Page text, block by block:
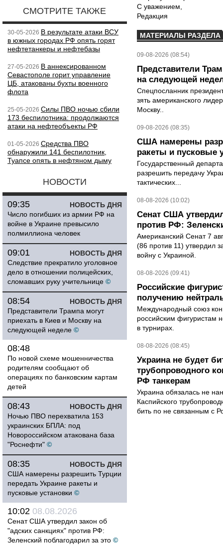
СМОТРИТЕ ТАКЖЕ
30-05-2026 В результате атаки ВСУ
в южных городах РФ опять горят
нефтетанкеры и нефтебазы
27-05-2026 В аннексированном
Севастополе горит управление
ЦБ, атакованы бухты военного
флота
25-05-2026 Силы ПВО ночью сбили
173 беспилотника: продолжаются
атаки на нефтеобъекты РФ
01-05-2026 Средства ПВО
обнаружили 141 беспилотник,
Туапсе опять в нефтяном дыму
НОВОСТИ
НОВОСТЬ ДНЯ
09:35
Число погибших из армии РФ на
войне в Украине превысило
полмиллиона человек
НОВОСТЬ ДНЯ
09:01
Следствие прекратило уголовное
дело в отношении полицейских,
сломавших руку учительнице ©
НОВОСТЬ ДНЯ
08:54
Представители Трампа могут
приехать в Киев и Москву на
следующей неделе ©
08:48
По новой схеме мошенничества
родителям сообщают об
операциях по банковским картам
детей
НОВОСТЬ ДНЯ
08:43
Ночью ПВО перехватила 153
украинских БПЛА: под
Новороссийском атакована база
"Роснефти" ©
НОВОСТЬ ДНЯ
08:35
США намерены разрешить Турции
передать Украине ракеты и
пусковые установки ©
10:02 08.08.2026
Сенат США утвердил закон об
"адских санкциях" против РФ:
Зеленский поблагодарил за это ©
С уважением,
Редакция
МАТЕРИАЛЫ РАЗДЕЛА
09-08-2026 (08:54)
Представители
на следующей
Спецпосланник
зять американского
Москву..
09-08-2026 (08:35)
США намерены
ракеты и пусковые
Государственный
разрешить передачу
тактических...
08-08-2026 (10:02)
Сенат США
против РФ:
Американский Сенат 7
(86 против 11) утвердил
войну с Украиной.
08-08-2026 (09:41)
Российские
получению
Международный союз
российским фигуристам
в турнирах.
08-08-2026 (08:45)
Украина не будет
трубопроводного
РФ танкерам
Украина обязалась не
Каспийского
бить по не связанным с